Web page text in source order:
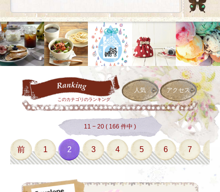
このカテゴリのランキング
人気 アクセス
11 − 20 ( 166 件中 )
前 1 2 3 4 5 6 7